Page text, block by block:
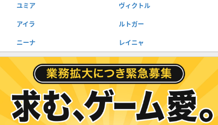
ユミア ヴィクトル
アイラ ルトガー
ニーナ レイニャ